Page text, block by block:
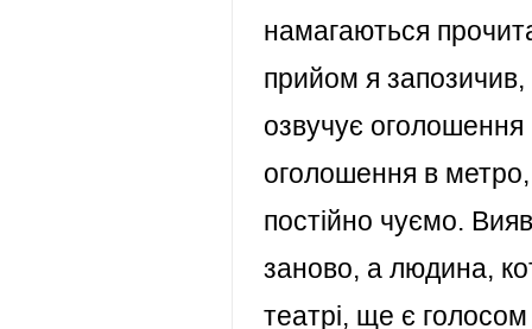
намагаються
прийом я
озвучує оголошення
оголошення в
постійно чуємо.
заново, а людина,
театрі, ще є